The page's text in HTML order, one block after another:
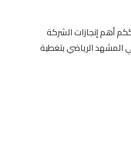
أهم إنجازات الشركة
المشهد الرياضي بتغطية